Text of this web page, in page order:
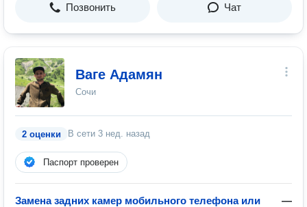
Позвонить Чат
Ваге Адамян
Сочи
2 оценки В сети 3 нед. назад
Паспорт проверен
Замена задних камер мобильного телефона или
—